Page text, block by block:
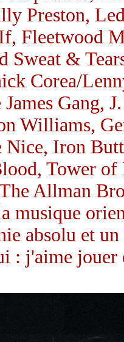
Preston,
Fleetwood
Sweat &
Corea/
Gang,
Williams,
Nice, Iron
Tower
Allman
musique
absolu et
: j'aime jouer